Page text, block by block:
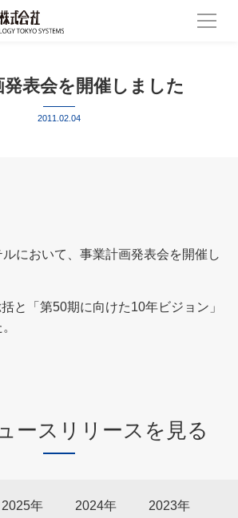
発表会を開催しました
2011.02.04
において、事業計画発表会を開催し
と「第50期に向けた10年ビジョン」
ースリリースを見る
2025年 2024年
2023年